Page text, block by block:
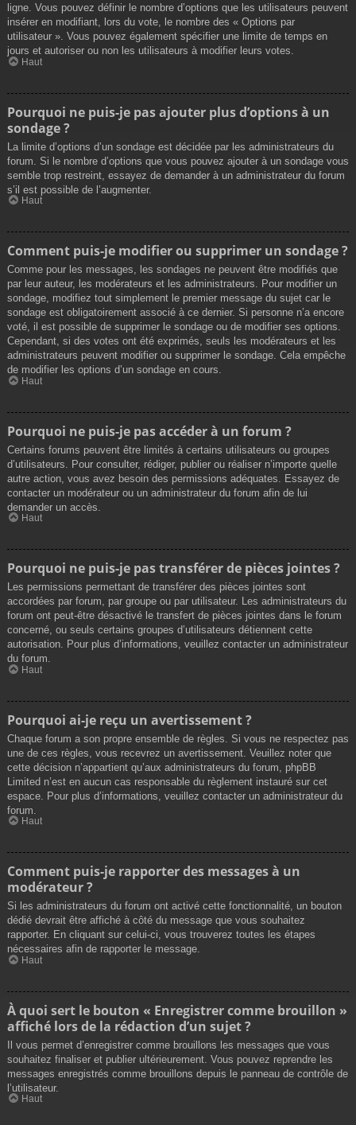
ligne. Vous pouvez définir le nombre d’options que les utilisateurs peuvent
insérer en modifiant, lors du vote, le nombre des « Options par
utilisateur ». Vous pouvez également spécifier une limite de temps en
jours et autoriser ou non les utilisateurs à modifier leurs votes.
Haut
Pourquoi ne puis-je pas ajouter plus d’options à un
sondage ?
La limite d’options d’un sondage est décidée par les administrateurs du
forum. Si le nombre d’options que vous pouvez ajouter à un sondage vous
semble trop restreint, essayez de demander à un administrateur du forum
s’il est possible de l’augmenter.
Haut
Comment puis-je modifier ou supprimer un sondage ?
Comme pour les messages, les sondages ne peuvent être modifiés que
par leur auteur, les modérateurs et les administrateurs. Pour modifier un
sondage, modifiez tout simplement le premier message du sujet car le
sondage est obligatoirement associé à ce dernier. Si personne n’a encore
voté, il est possible de supprimer le sondage ou de modifier ses options.
Cependant, si des votes ont été exprimés, seuls les modérateurs et les
administrateurs peuvent modifier ou supprimer le sondage. Cela empêche
de modifier les options d’un sondage en cours.
Haut
Pourquoi ne puis-je pas accéder à un forum ?
Certains forums peuvent être limités à certains utilisateurs ou groupes
d’utilisateurs. Pour consulter, rédiger, publier ou réaliser n’importe quelle
autre action, vous avez besoin des permissions adéquates. Essayez de
contacter un modérateur ou un administrateur du forum afin de lui
demander un accès.
Haut
Pourquoi ne puis-je pas transférer de pièces jointes ?
Les permissions permettant de transférer des pièces jointes sont
accordées par forum, par groupe ou par utilisateur. Les administrateurs du
forum ont peut-être désactivé le transfert de pièces jointes dans le forum
concerné, ou seuls certains groupes d’utilisateurs détiennent cette
autorisation. Pour plus d’informations, veuillez contacter un administrateur
du forum.
Haut
Pourquoi ai-je reçu un avertissement ?
Chaque forum a son propre ensemble de règles. Si vous ne respectez pas
une de ces règles, vous recevrez un avertissement. Veuillez noter que
cette décision n’appartient qu’aux administrateurs du forum, phpBB
Limited n’est en aucun cas responsable du règlement instauré sur cet
espace. Pour plus d’informations, veuillez contacter un administrateur du
forum.
Haut
Comment puis-je rapporter des messages à un
modérateur ?
Si les administrateurs du forum ont activé cette fonctionnalité, un bouton
dédié devrait être affiché à côté du message que vous souhaitez
rapporter. En cliquant sur celui-ci, vous trouverez toutes les étapes
nécessaires afin de rapporter le message.
Haut
À quoi sert le bouton « Enregistrer comme brouillon »
affiché lors de la rédaction d’un sujet ?
Il vous permet d’enregistrer comme brouillons les messages que vous
souhaitez finaliser et publier ultérieurement. Vous pouvez reprendre les
messages enregistrés comme brouillons depuis le panneau de contrôle de
l’utilisateur.
Haut